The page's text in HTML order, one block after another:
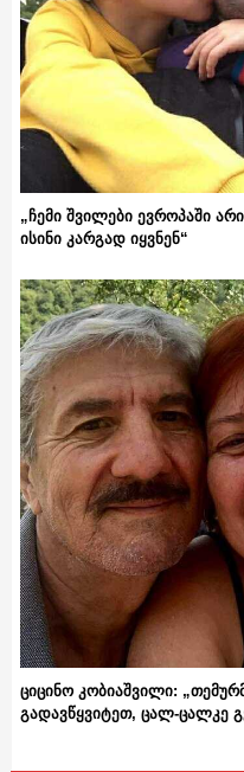
„ჩემი შვილები ევროპაში
ისინი კარგად იყვნენ“
ციცინო კობიაშვილი:
გადავწყვიტეთ, ცალ-ცალკე